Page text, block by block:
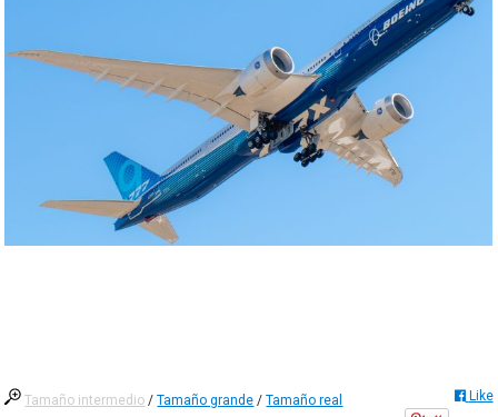
Tamaño intermedio /Tamaño grande /Tamaño real Like